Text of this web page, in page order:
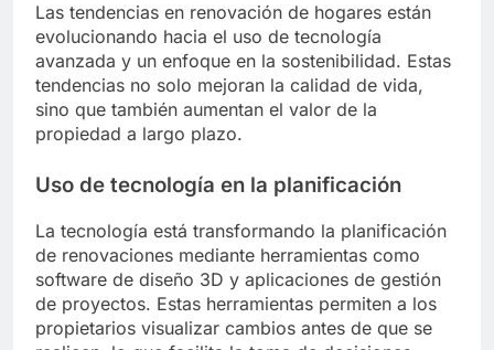
Las tendencias en renovación de hogares están
evolucionando hacia el uso de tecnología
avanzada y un enfoque en la sostenibilidad. Estas
tendencias no solo mejoran la calidad de vida,
sino que también aumentan el valor de la
propiedad a largo plazo.
Uso de tecnología en la planificación
La tecnología está transformando la planificación
de renovaciones mediante herramientas como
software de diseño 3D y aplicaciones de gestión
de proyectos. Estas herramientas permiten a los
propietarios visualizar cambios antes de que se